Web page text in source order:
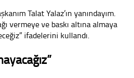
Talat Yalaz’ın yanındayım.
vermeye ve baskı altına almaya
ifadelerini kullandı.